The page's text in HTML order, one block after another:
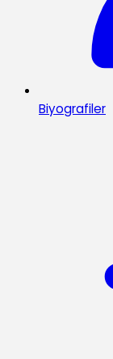
Biyografiler